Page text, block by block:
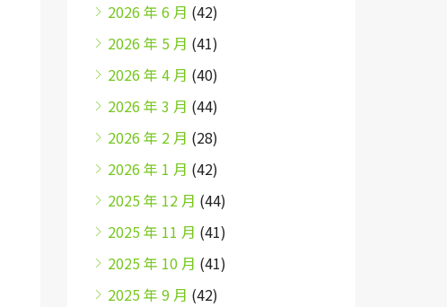
2026 年 6 月 (42)
2026 年 5 月 (41)
2026 年 4 月 (40)
2026 年 3 月 (44)
2026 年 2 月 (28)
2026 年 1 月 (42)
2025 年 12 月 (44)
2025 年 11 月 (41)
2025 年 10 月 (41)
2025 年 9 月 (42)